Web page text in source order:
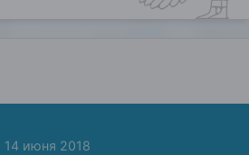
14 июня 2018